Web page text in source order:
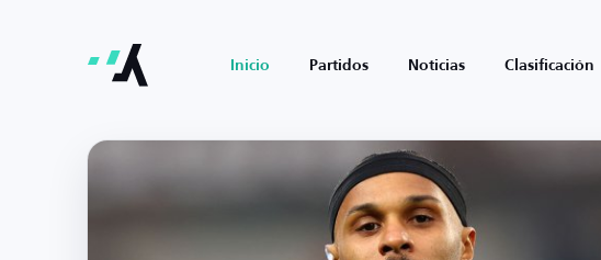
Inicio Partidos Noticias Clasificación